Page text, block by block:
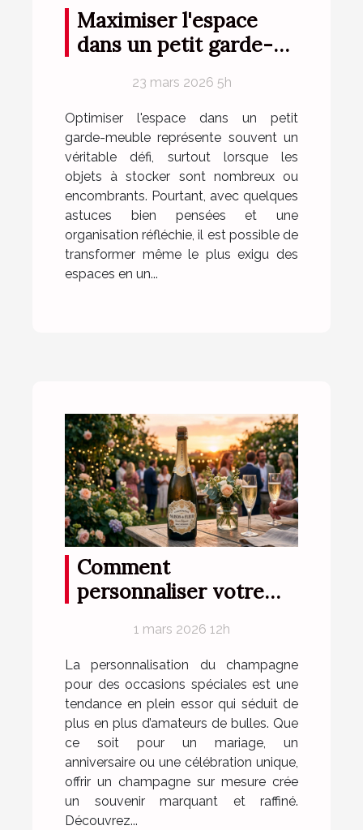
Maximiser l'espace
dans un petit garde-
23 mars 2026 5h
Optimiser l'espace dans un petit
garde-meuble représente souvent un
véritable défi, surtout lorsque les
objets à stocker sont nombreux ou
encombrants. Pourtant, avec quelques
astuces bien pensées et une
organisation réfléchie, il est possible de
transformer même le plus exigu des
espaces en un...
Comment
personnaliser votre
occasions spéciales ?
1 mars 2026 12h
La personnalisation du champagne
pour des occasions spéciales est une
tendance en plein essor qui séduit de
plus en plus d’amateurs de bulles. Que
ce soit pour un mariage, un
anniversaire ou une célébration unique,
offrir un champagne sur mesure crée
un souvenir marquant et raffiné.
Découvrez...